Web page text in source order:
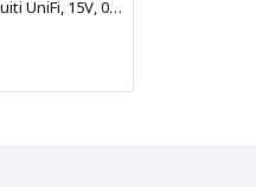
Injector PoE Ubiquiti UniFi, 15V, 0.8A, 12W - POE-15-12W